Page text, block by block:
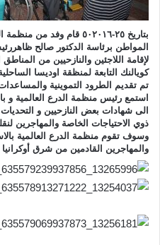
بتاريخ ٢٥-٥٠٢٠١٦ قام وفد
المواطن برئاسة الدكتور صالح
لإقامة اللاجئين والنازحيين من
تم تقديم الطرود التموينية والمساعدات
استمع رئيس منظمة الدرع العالمية و
الى شهادات بعض النازحيين و
ذوي الاحتياجات الخاصة والمهاجرين
وسوف تقوم منظمة الدرع العالمية
والمهاجرين القادمين من شرق أوكرانيا